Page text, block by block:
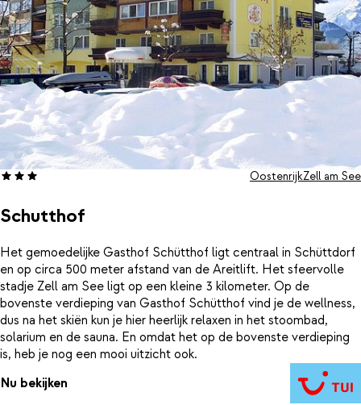
Schutthof
OostenrijkZell am See
Het gemoedelijke Gasthof Schütthof ligt centraal in Schüttdorf
en op circa 500 meter afstand van de Areitlift. Het sfeervolle
stadje Zell am See ligt op een kleine 3 kilometer. Op de
bovenste verdieping van Gasthof Schütthof vind je de wellness,
dus na het skiën kun je hier heerlijk relaxen in het stoombad,
solarium en de sauna. En omdat het op de bovenste verdieping
is, heb je nog een mooi uitzicht ook.
Nu bekijken